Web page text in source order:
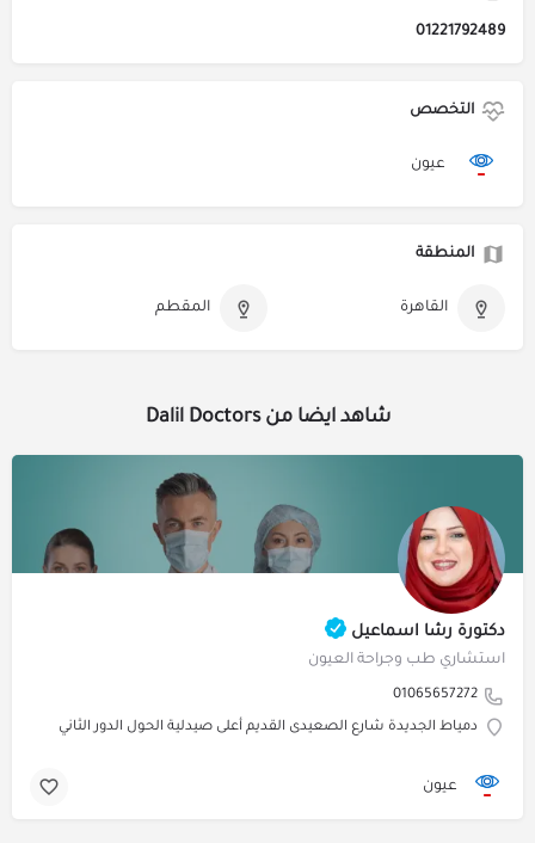
01221792489
التخصص
عيون
المنطقة
القاهرة المقطم
شاهد ايضا من Dalil Doctors
دكتورة رشا اسماعيل
استشاري طب وجراحة العيون
01065657272
دمياط الجديدة شارع الصعيدى القديم أعلى صيدلية الحول الدور الثاني
عيون